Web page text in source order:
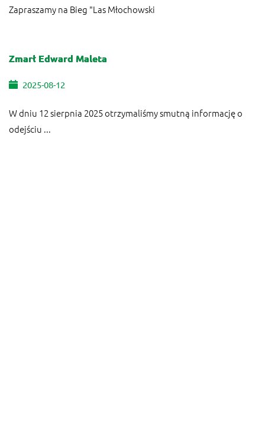
Zapraszamy na Bieg "Las Młochowski
Zmarł Edward Maleta
2025-08-12
W dniu 12 sierpnia 2025 otrzymaliśmy smutną informację o
odejściu ...